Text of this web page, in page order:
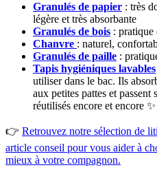
Granulés de papier : très
légère et très absorbante
Granulés de bois : pratique
Chanvre : naturel,
Granulés de paille :
Tapis hygiéniques lavables
utiliser dans le bac. Ils
aux petites pattes et
réutilisés encore et encore ✨
👉 Retrouvez notre sélection de
article conseil pour vous aider à
mieux à votre compagnon.